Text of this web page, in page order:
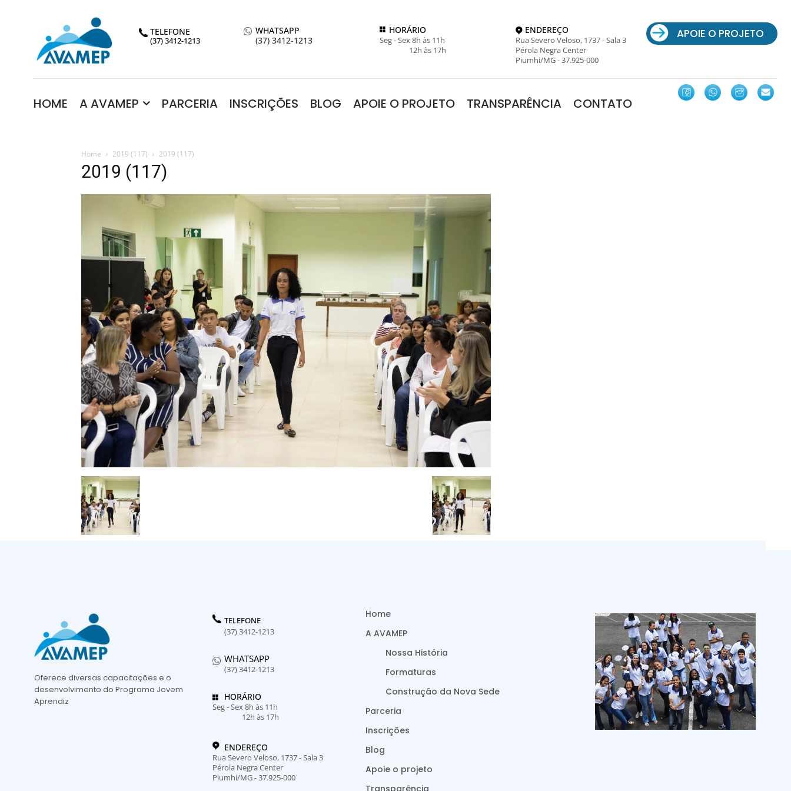
TELEFONE
WHATSAPP
(37) 3412-1213
(37) 3412-1213
HORÁRIO
Seg - Sex 8h às 11h
12h às 17h
ENDEREÇO
Rua Severo Veloso, 1737 - Sala 3
Pérola Negra Center
Piumhi/MG - 37.925-000
APOIE O PROJETO
HOME A AVAMEP PARCERIA INSCRIÇÕES BLOG APOIE O PROJETO TRANSPARÊNCIA CONTATO
Home 2019 (117) 2019 (117)
2019 (117)
Oferece diversas capacitações e o
desenvolvimento do Programa Jovem
Aprendiz
TELEFONE
(37) 3412-1213
WHATSAPP
(37) 3412-1213
HORÁRIO
Seg - Sex 8h às 11h
12h às 17h
ENDEREÇO
Rua Severo Veloso, 1737 - Sala 3
Pérola Negra Center
Piumhi/MG - 37.925-000
Home
A AVAMEP
Nossa História
Formaturas
Construção da Nova Sede
Parceria
Inscrições
Blog
Apoie o projeto